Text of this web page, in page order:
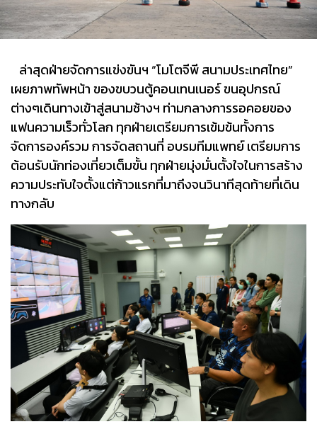
ล่าสุดฝ่ายจัดการแข่งขันฯ “โมโตจีพี สนามประเทศไทย”
เผยภาพทัพหน้า ของขบวนตู้คอนเทนเนอร์ ขนอุปกรณ์
ต่างๆเดินทางเข้าสู่สนามช้างฯ ท่ามกลางการรอคอยของ
แฟนความเร็วทั่วโลก ทุกฝ่ายเตรียมการเข้มข้นทั้งการ
จัดการองค์รวม การจัดสถานที่ อบรมทีมแพทย์ เตรียมการ
ต้อนรับนักท่องเที่ยวเต็มขั้น ทุกฝ่ายมุ่งมั่นตั้งใจในการสร้าง
ความประทับใจตั้งแต่ก้าวแรกที่มาถึงจนวินาทีสุดท้ายที่เดิน
ทางกลับ